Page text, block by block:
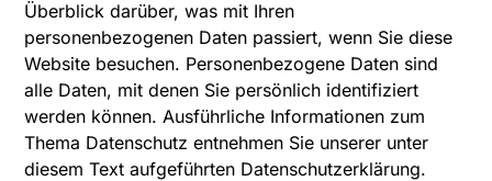
Überblick darüber, was mit Ihren
personenbezogenen Daten passiert, wenn Sie diese
Website besuchen. Personenbezogene Daten sind
alle Daten, mit denen Sie persönlich identifiziert
werden können. Ausführliche Informationen zum
Thema Datenschutz entnehmen Sie unserer unter
diesem Text aufgeführten Datenschutzerklärung.